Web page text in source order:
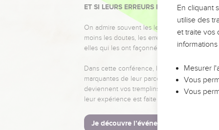
ET SI LEURS ERREURS POUVAIENT VOUS
On admire souvent les leaders pour leurs
moins les doutes, les erreurs et les saisons
elles qui les ont façonnés.
Dans cette conférence, leaders,
marquantes de leur parcours et les clés
deviennent vos tremplins. Que vous
leur expérience est faite pour vous.
Je découvre l’événement
En cliquant
utilise des
et traite vos
Mesurer
Vous
Vous